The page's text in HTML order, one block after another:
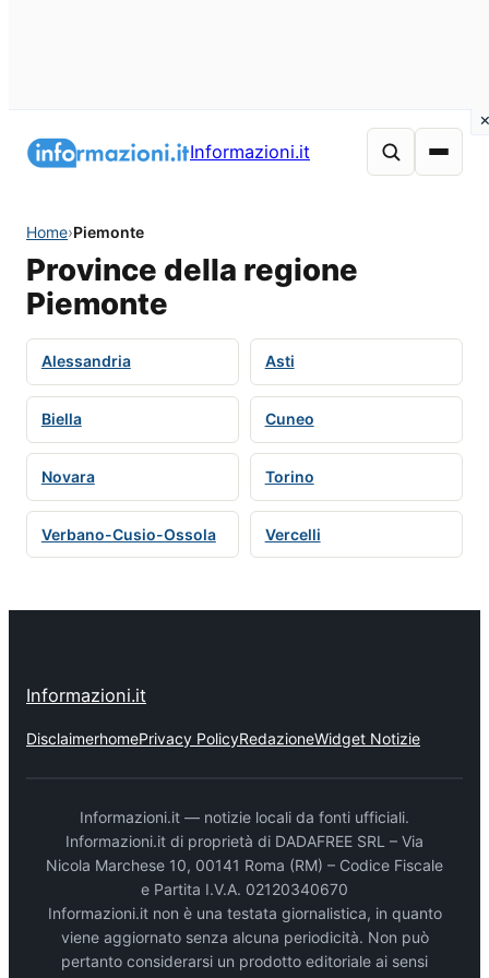
Informazioni.it
Home›Piemonte
Province della regione
Piemonte
Alessandria Asti
Biella Cuneo
Novara Torino
Verbano-Cusio-Ossola Vercelli
Informazioni.it
DisclaimerhomePrivacy PolicyRedazioneWidget Notizie
Informazioni.it — notizie locali da fonti ufficiali.
Informazioni.it di proprietà di DADAFREE SRL – Via
Nicola Marchese 10, 00141 Roma (RM) – Codice Fiscale
e Partita I.V.A. 02120340670
Informazioni.it non è una testata giornalistica, in quanto
viene aggiornato senza alcuna periodicità. Non può
pertanto considerarsi un prodotto editoriale ai sensi